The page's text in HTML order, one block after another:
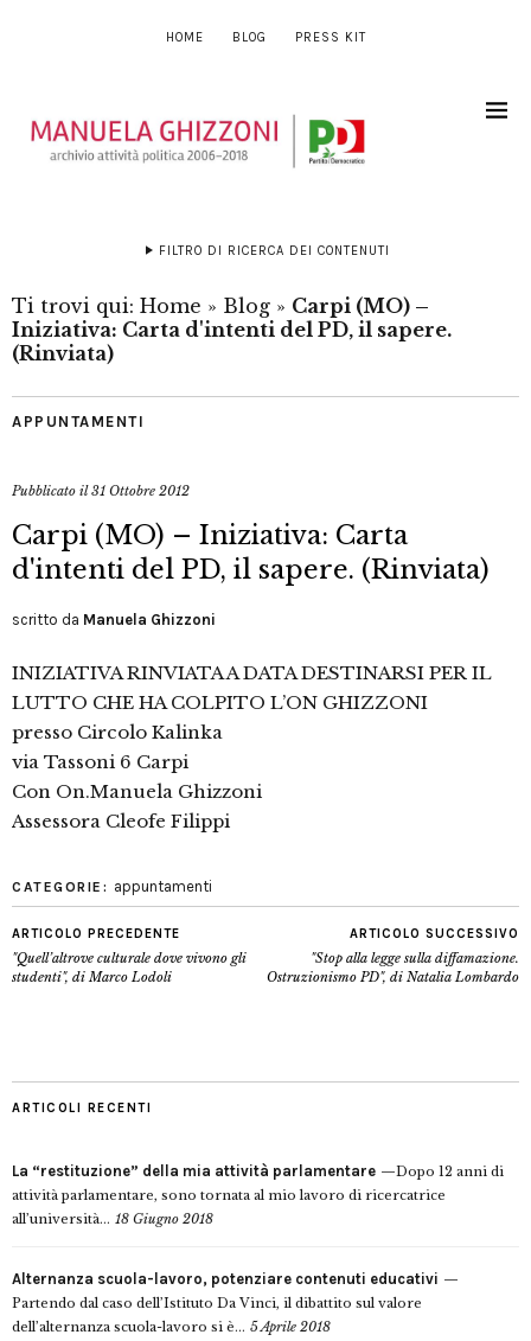
HOME BLOG PRESS KIT
FILTRO DI RICERCA DEI CONTENUTI
Ti trovi qui: Home » Blog » Carpi (MO) –
Iniziativa: Carta d'intenti del PD, il sapere.
(Rinviata)
APPUNTAMENTI
Pubblicato il31 Ottobre 2012
Carpi (MO) – Iniziativa: Carta
d'intenti del PD, il sapere. (Rinviata)
scritto da Manuela Ghizzoni
INIZIATIVA RINVIATA A DATA DESTINARSI PER IL
LUTTO CHE HA COLPITO L’ON GHIZZONI
presso Circolo Kalinka
via Tassoni 6 Carpi
Con On.Manuela Ghizzoni
Assessora Cleofe Filippi
CATEGORIE: appuntamenti
ARTICOLO PRECEDENTE
"Quell’altrove culturale dove vivono gli
studenti", di Marco Lodoli
ARTICOLO SUCCESSIVO
"Stop alla legge sulla diffamazione.
Ostruzionismo PD", di Natalia Lombardo
ARTICOLI RECENTI
La “restituzione” della mia attività parlamentare
Dopo 12 anni di
attività parlamentare, sono tornata al mio lavoro di ricercatrice
all’università... 18 Giugno 2018
Alternanza scuola-lavoro, potenziare contenuti educativi
Partendo dal caso dell’Istituto Da Vinci, il dibattito sul valore
dell’alternanza scuola-lavoro si è... 5 Aprile 2018